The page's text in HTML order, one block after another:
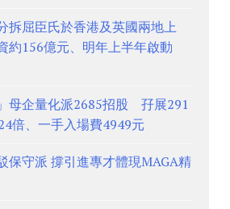
拆屈臣氏於香港及英國兩地上
156億元、明年上半年啟動
母企量化派2685招股 孖展291
倍、一手入場費4949元
保守派 撐引進專才體現MAGA精